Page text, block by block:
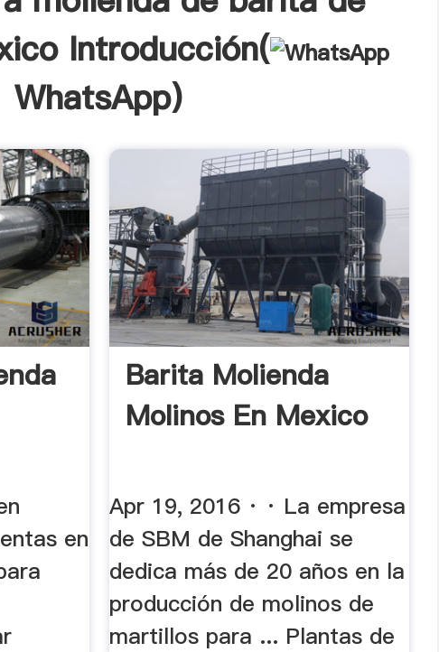
Introducción(
WhatsApp)
en
Barita Molienda
Molinos En Mexico
Apr 19, 2016 · · La empresa
de SBM de Shanghai se
dedica más de 20 años en la
producción de molinos de
martillos para ... Plantas de